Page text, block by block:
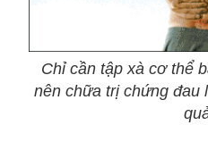
Chỉ cần tập xà cơ thể
nên chữa trị chứng đau